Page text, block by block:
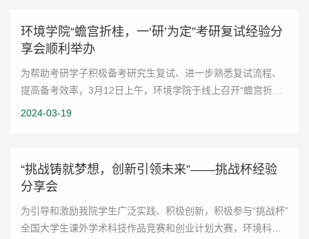
环境学院“蟾宫折桂，一‘研’为定”考研复试经验分
享会顺利举办
为帮助考研学子积极备考研究生复试、进一步熟悉复试流程、
提高备考效率，3月12日上午，环境学院于线上召开“蟾宫折
桂，一‘研’为定”——考研复试经验分享会。环境科学与工程学
2024-03-19
“挑战铸就梦想，创新引领未来”——挑战杯经验
分享会
为引导和激励我院学生广泛实践、积极创新，积极参与“挑战杯”
全国大学生课外学术科技作品竞赛和创业计划大赛，环境科学